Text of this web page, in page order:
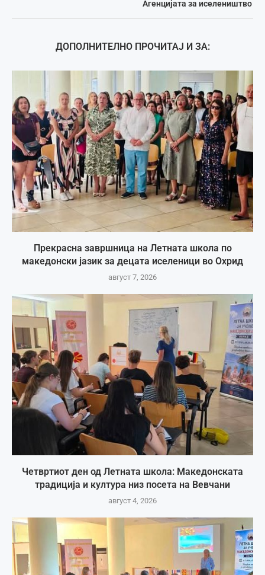
Агенцијата за иселеништво
ДОПОЛНИТЕЛНО ПРОЧИТАЈ И ЗА:
Прекрасна завршница на Летната школа по
македонски јазик за децата иселеници во Охрид
август 7, 2026
Четвртиот ден од Летната школа: Македонската
традиција и култура низ посета на Вевчани
август 4, 2026